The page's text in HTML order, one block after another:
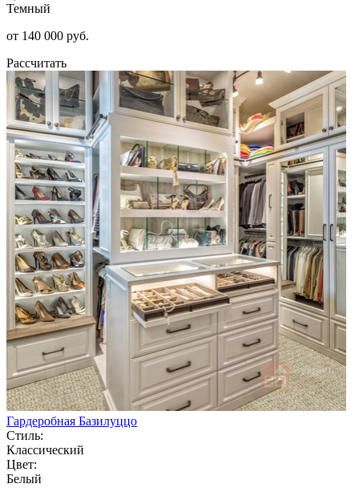
Темный
от 140 000 руб.
Рассчитать
Гардеробная Базилуццо
Стиль:
Классический
Цвет:
Белый